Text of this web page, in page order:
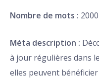
Nombre de mots :
Méta description :
à jour régulières dans
elles peuvent